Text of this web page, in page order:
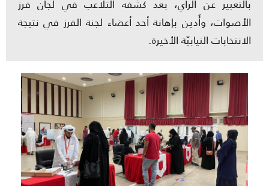
بالتعبير عن الرأي، بعد كشفه التلاعب في لجان فرز
الأصوات، وأُدين بإهانة أحد أعضاء لجنة الفرز في نتيجة
الانتخابات النيابيّة الأخيرة.